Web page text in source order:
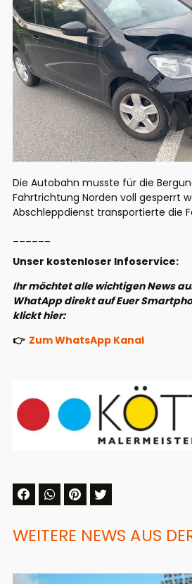
Die Autobahn musste für die
Fahrtrichtung Norden voll gesperrt
Abschleppdienst transportierte die
Unser kostenloser Infoservice:
Ihr möchtet alle wichtigen News
WhatApp direkt auf Euer
klickt hier:
👉 Zum WhatsApp Kanal
WEITERE NEWS AUS